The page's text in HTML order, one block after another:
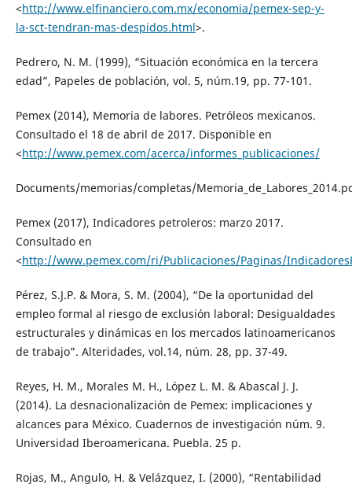
<http://www.elfinanciero.com.mx/economia/pemex-sep-y-
la-sct-tendran-mas-despidos.html>.
Pedrero, N. M. (1999), “Situación económica en la tercera
edad”, Papeles de población, vol. 5, núm.19, pp. 77-101.
Pemex (2014), Memoria de labores. Petróleos mexicanos.
Consultado el 18 de abril de 2017. Disponible en
<http://www.pemex.com/acerca/informes_publicaciones/
Documents/memorias/completas/
Pemex (2017), Indicadores petroleros: marzo 2017.
Consultado en
<http://www.pemex.com/ri/Publicaciones/Paginas/
Pérez, S.J.P. & Mora, S. M. (2004), “De la oportunidad del
empleo formal al riesgo de exclusión laboral: Desigualdades
estructurales y dinámicas en los mercados latinoamericanos
de trabajo”. Alteridades, vol.14, núm. 28, pp. 37-49.
Reyes, H. M., Morales M. H., López L. M. & Abascal J. J.
(2014). La desnacionalización de Pemex: implicaciones y
alcances para México. Cuadernos de investigación núm. 9.
Universidad Iberoamericana. Puebla. 25 p.
Rojas, M., Angulo, H. & Velázquez, I. (2000), “Rentabilidad